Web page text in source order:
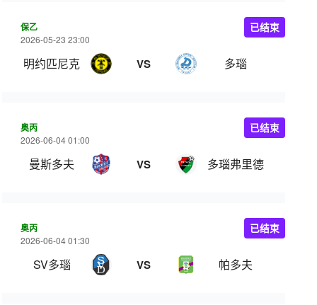
保乙
2026-05-23 23:00
明约匹尼克 VS 多瑙
已结束
奥丙
2026-06-04 01:00
曼斯多夫 VS 多瑙弗里德
已结束
奥丙
2026-06-04 01:30
SV多瑙 VS 帕多夫
已结束